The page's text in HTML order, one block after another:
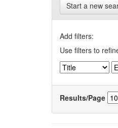
Start a new
Add filters:
Use filters to
Results/Page